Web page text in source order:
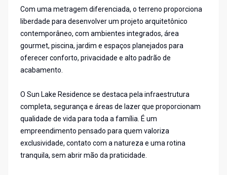
Com uma metragem diferenciada, o terreno proporciona
liberdade para desenvolver um projeto arquitetônico
contemporâneo, com ambientes integrados, área
gourmet, piscina, jardim e espaços planejados para
oferecer conforto, privacidade e alto padrão de
acabamento.
O Sun Lake Residence se destaca pela infraestrutura
completa, segurança e áreas de lazer que proporcionam
qualidade de vida para toda a família. É um
empreendimento pensado para quem valoriza
exclusividade, contato com a natureza e uma rotina
tranquila, sem abrir mão da praticidade.